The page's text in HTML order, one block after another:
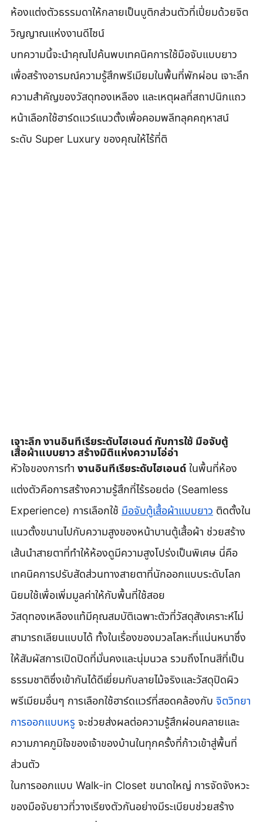
ห้องแต่งตัวธรรมดาให้กลายเป็นบูติกส่วนตัวที่เปี่ยมด้วยจิต
วิญญาณแห่งงานดีไซน์
บทความนี้จะนำคุณไปค้นพบเทคนิคการใช้มือจับแบบยาว
เพื่อสร้างอารมณ์ความรู้สึกพรีเมียมในพื้นที่พักผ่อน เจาะลึก
ความสำคัญของวัสดุทองเหลือง และเหตุผลที่สถาปนิกแถว
หน้าเลือกใช้ฮาร์ดแวร์แนวตั้งเพื่อคอมพลีทลุคคฤหาสน์
ระดับ Super Luxury ของคุณให้ไร้ที่ติ
เจาะลึก งานอินทีเรียระดับไฮเอนด์ กับการใช้ มือจับตู้
เสื้อผ้าแบบยาว สร้างมิติแห่งความโอ่อ่า
หัวใจของการทำ งานอินทีเรียระดับไฮเอนด์ ในพื้นที่ห้อง
แต่งตัวคือการสร้างความรู้สึกที่ไร้รอยต่อ (Seamless
Experience) การเลือกใช้ มือจับตู้เสื้อผ้าแบบยาว ติดตั้งใน
แนวตั้งขนานไปกับความสูงของหน้าบานตู้เสื้อผ้า ช่วยสร้าง
เส้นนำสายตาที่ทำให้ห้องดูมีความสูงโปร่งเป็นพิเศษ นี่คือ
เทคนิคการปรับสัดส่วนทางสายตาที่นักออกแบบระดับโลก
นิยมใช้เพื่อเพิ่มมูลค่าให้กับพื้นที่ใช้สอย
วัสดุทองเหลืองแท้มีคุณสมบัติเฉพาะตัวที่วัสดุสังเคราะห์ไม่
สามารถเลียนแบบได้ ทั้งในเรื่องของมวลโลหะที่แน่นหนาซึ่ง
ให้สัมผัสการเปิดปิดที่มั่นคงและนุ่มนวล รวมถึงโทนสีที่เป็น
ธรรมชาติซึ่งเข้ากันได้ดีเยี่ยมกับลายไม้จริงและวัสดุปิดผิว
พรีเมียมอื่นๆ การเลือกใช้ฮาร์ดแวร์ที่สอดคล้องกับ จิตวิทยา
การออกแบบหรู จะช่วยส่งผลต่อความรู้สึกผ่อนคลายและ
ความภาคภูมิใจของเจ้าของบ้านในทุกครั้งที่ก้าวเข้าสู่พื้นที่
ส่วนตัว
ในการออกแบบ Walk-in Closet ขนาดใหญ่ การจัดจังหวะ
ของมือจับยาวที่วางเรียงตัวกันอย่างมีระเบียบช่วยสร้าง